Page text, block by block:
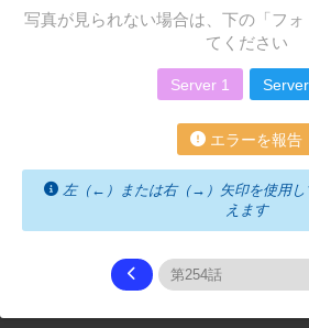
写真が見られない場合は、下の「フ
てください
Server 1
エラーを報告
左（←）または右（→）矢印を使用し
えます